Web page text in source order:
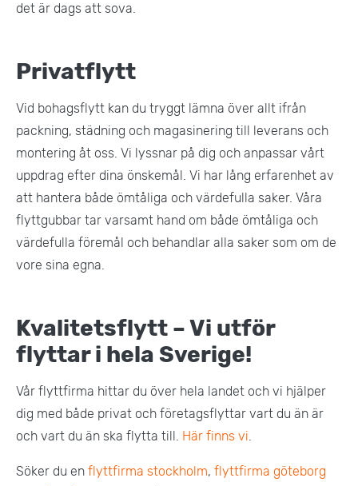
det är dags att sova.
Privatflytt
Vid bohagsflytt kan du tryggt lämna över allt ifrån
packning, städning och magasinering till leverans och
montering åt oss. Vi lyssnar på dig och anpassar vårt
uppdrag efter dina önskemål. Vi har lång erfarenhet av
att hantera både ömtåliga och värdefulla saker. Våra
flyttgubbar tar varsamt hand om både ömtåliga och
värdefulla föremål och behandlar alla saker som om de
vore sina egna.
Kvalitetsflytt – Vi utför
flyttar i hela Sverige!
Vår flyttfirma hittar du över hela landet och vi hjälper
dig med både privat och företagsflyttar vart du än är
och vart du än ska flytta till. Här finns vi.
Söker du en flyttfirma stockholm, flyttfirma göteborg